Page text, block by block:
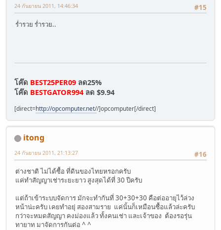
#15
24 กันยายน 2011, 14:46:34
ร่ำรวย ร่ำรวย..
โค๊ด BEST25PER09 ลด25%
โค๊ด BESTGATOR994 ลด $9.94
[direct=http://opcomputer.net//]opcomputer[/direct]
itong
#16
24 กันยายน 2011, 21:13:27
ต่างชาติ ไม่ได้ซื้อ ที่ดินของไทยหรอกครับ
แค่ทำสัญญาเช่าระยะยาว สูงสุดได้ที่ 30 ปีครับ
แต่ถ้าเข้าระบบจัดการ มักจะทำกันที่ 30+30+30 คือต่ออายุไว้ล่วง
หน้าน่ะครับ เคยทำอยุ่ สองสามราย แค่นั้นก็เหมือนซื้อแล้วล่ะครับ
กว่าจะหมดสัญญา คงม่องแล้ว ทั้งคนเช่า และเจ้าของ ต้องรอรุ่น
ทายาท มาจัดการกันต่อ ^ ^